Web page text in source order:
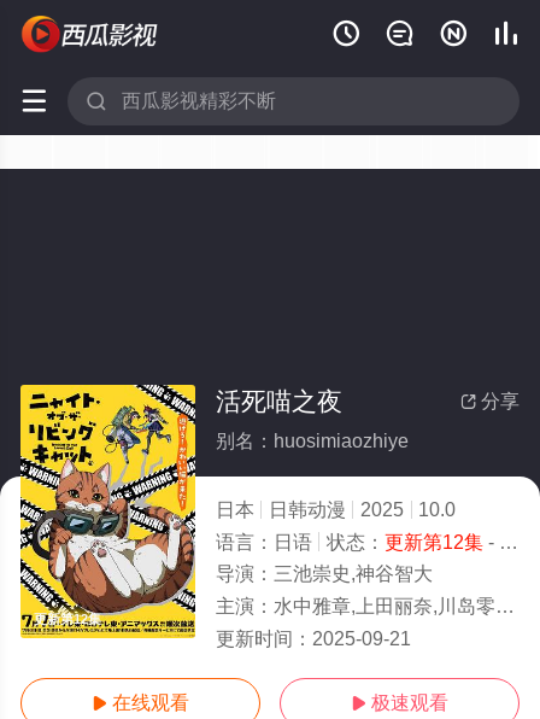
   
 
更新第12集
 分享
活死喵之夜
别名：huosimiaozhiye
日本 日韩动漫 2025
10.0
语言： 日语 状态： 更新第12集- 免费在线观看
导演： 三池崇史,神谷智大
主演： 水中雅章,上田丽奈,川岛零士,芹泽优,木村昴,中岛良树,安元洋贵,竹内良太,宫寺智子,兴津和幸,种崎敦美,鹤冈聪,中博史,森川智之,玄田哲章,千叶繁
更新时间： 2025-09-21
 在线观看  极速观看